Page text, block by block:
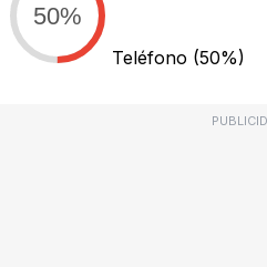
50%
Teléfono (50%)